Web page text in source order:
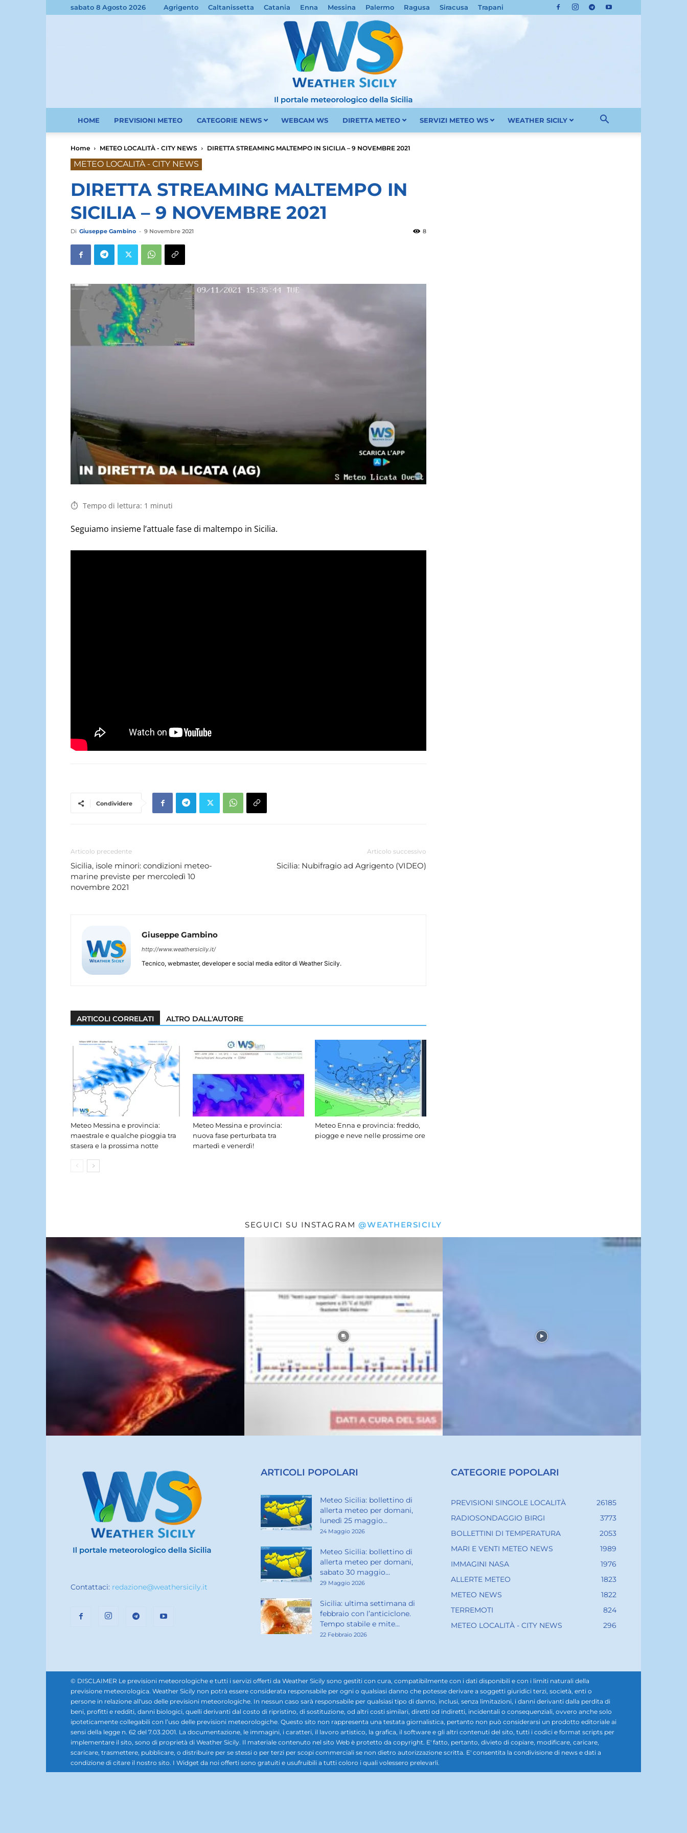
sabato 8 Agosto 2026 Agrigento Caltanissetta Catania Enna Messina Palermo Ragusa Siracusa Trapani
Weather
HOME PREVISIONI METEO CATEGORIE NEWS WEBCAM WS DIRETTA METEO SERVIZI METEO WS WEATHER SICILY
Home METEO LOCALITÀ - CITY NEWS DIRETTA STREAMING MALTEMPO IN SICILIA – 9 NOVEMBRE 2021
METEO LOCALITÀ - CITY NEWS
DIRETTA STREAMING MALTEMPO IN
SICILIA – 9 NOVEMBRE 2021
Di Giuseppe Gambino - 9 Novembre 2021 8
Tempo di lettura: 1 minuti
Seguiamo insieme l’attuale fase di maltempo in Sicilia.
Condividere
Articolo precedente
Sicilia, isole minori: condizioni meteo-
marine previste per mercoledì 10
novembre 2021
Articolo successivo
Sicilia: Nubifragio ad Agrigento (VIDEO)
Giuseppe Gambino
http://www.weathersicily.it/
Tecnico, webmaster, developer e social media editor di Weather Sicily.
ARTICOLI CORRELATI ALTRO DALL'AUTORE
Meteo Messina e provincia:
maestrale e qualche pioggia tra
stasera e la prossima notte
Meteo Messina e provincia:
nuova fase perturbata tra
martedì e venerdì!
Meteo Enna e provincia: freddo,
piogge e neve nelle prossime ore
SEGUICI SU INSTAGRAM @WEATHERSICILY
Contattaci: redazione@weathersicily.it
ARTICOLI POPOLARI
Meteo Sicilia: bollettino di
allerta meteo per domani,
lunedì 25 maggio...
24 Maggio 2026
Meteo Sicilia: bollettino di
allerta meteo per domani,
sabato 30 maggio...
29 Maggio 2026
Sicilia: ultima settimana di
febbraio con l’anticiclone.
Tempo stabile e mite...
22 Febbraio 2026
CATEGORIE POPOLARI
PREVISIONI SINGOLE LOCALITÀ
26185
RADIOSONDAGGIO BIRGI
3773
BOLLETTINI DI TEMPERATURA
2053
MARI E VENTI METEO NEWS
1989
IMMAGINI NASA
1976
ALLERTE METEO
1823
METEO NEWS
1822
TERREMOTI
824
METEO LOCALITÀ - CITY NEWS
296
© DISCLAIMER Le previsioni meteorologiche e tutti i servizi offerti da Weather Sicily sono gestiti con cura, compatibilmente con i dati disponibili e con i limiti naturali della
previsione meteorologica. Weather Sicily non potrà essere considerata responsabile per ogni o qualsiasi danno che potesse derivare a soggetti giuridici terzi, società, enti o
persone in relazione all'uso delle previsioni meteorologiche. In nessun caso sarà responsabile per qualsiasi tipo di danno, inclusi, senza limitazioni, i danni derivanti dalla perdita di
beni, profitti e redditi, danni biologici, quelli derivanti dal costo di ripristino, di sostituzione, od altri costi similari, diretti od indiretti, incidentali o consequenziali, ovvero anche solo
ipoteticamente collegabili con l’uso delle previsioni meteorologiche. Questo sito non rappresenta una testata giornalistica, pertanto non può considerarsi un prodotto editoriale ai
sensi della legge n. 62 del 7.03.2001. La documentazione, le immagini, i caratteri, il lavoro artistico, la grafica, il software e gli altri contenuti del sito, tutti i codici e format scripts per
implementare il sito, sono di proprietà di Weather Sicily. Il materiale contenuto nel sito Web è protetto da copyright. E' fatto, pertanto, divieto di copiare, modificare, caricare,
scaricare, trasmettere, pubblicare, o distribuire per se stessi o per terzi per scopi commerciali se non dietro autorizzazione scritta. E' consentita la condivisione di news e dati a
condizione di citare il nostro sito. I Widget da noi offerti sono gratuiti e usufruibili a tutti coloro i quali volessero prelevarli.